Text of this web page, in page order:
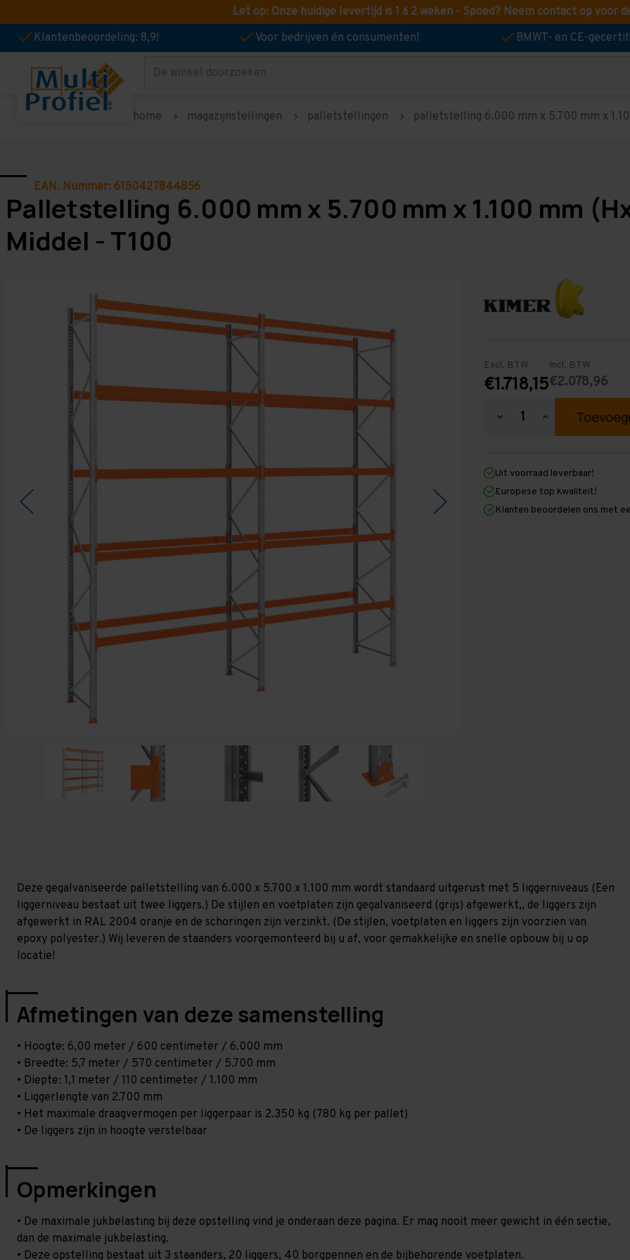
Let op: Onze huidige levertijd is 1 á 2 weken - Spoed? Neem contact op voor
Klantenbeoordeling: 8,9!
Voor bedrijven én consumenten! BMWT- en CE-
Zoeken
home magazijnstellingen palletstellingen palletstelling 6.000 mm x 5.700 mm x
EAN. Nummer: 6150427844856
Palletstelling 6.000 mm x 5.700 mm x 1.100 mm
Middel - T100
Excl. BTW
€1.718,15
Incl. BTW
€2.078,96
Hoeveelheid
6.000
mm
x
5.700
mm
Hoeveelheid
verhogen
6.000
mm
x
5.700
mm
Uit voorraad leverbaar!
Europese top kwaliteit!
Klanten beoordelen ons met
Deze gegalvaniseerde palletstelling van 6.000 x 5.700 x 1.100 mm wordt standaard uitgerust met 5 liggerniveaus (Een
liggerniveau bestaat uit twee liggers.) De stijlen en voetplaten zijn gegalvaniseerd (grijs) afgewerkt,, de liggers zijn
afgewerkt in RAL 2004 oranje en de schoringen zijn verzinkt. (De stijlen, voetplaten en liggers zijn voorzien van
epoxy polyester.) Wij leveren de staanders voorgemonteerd bij u af, voor gemakkelijke en snelle opbouw bij u op
locatie!
Afmetingen van deze samenstelling
• Hoogte: 6,00 meter / 600 centimeter / 6.000 mm
• Breedte: 5,7 meter / 570 centimeter / 5.700 mm
• Diepte: 1,1 meter / 110 centimeter / 1.100 mm
• Liggerlengte van 2.700 mm
• Het maximale draagvermogen per liggerpaar is 2.350 kg (780 kg per pallet)
• De liggers zijn in hoogte verstelbaar
Opmerkingen
• De maximale jukbelasting bij deze opstelling vind je onderaan deze pagina. Er mag nooit meer gewicht in één sectie,
dan de maximale jukbelasting.
• Deze opstelling bestaat uit 3 staanders, 20 liggers, 40 borgpennen en de bijbehorende voetplaten.